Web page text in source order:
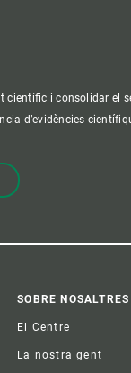
i consolidar el
d’evidències
Footer
SOBRE NOSALTRES
El Centre
La nostra gent